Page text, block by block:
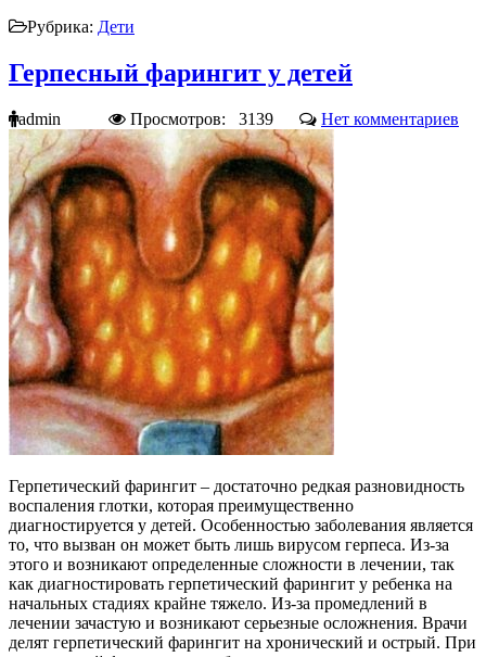
Рубрика: Дети
Герпесный фарингит у детей
admin Просмотров: 3139 Нет комментариев
Герпетический фарингит – достаточно редкая разновидность
воспаления глотки, которая преимущественно
диагностируется у детей. Особенностью заболевания является
то, что вызван он может быть лишь вирусом герпеса. Из-за
этого и возникают определенные сложности в лечении, так
как диагностировать герпетический фарингит у ребенка на
начальных стадиях крайне тяжело. Из-за промедлений в
лечении зачастую и возникают серьезные осложнения. Врачи
делят герпетический фарингит на хронический и острый. При